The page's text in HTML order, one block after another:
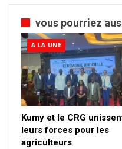
vous pourriez
A LA UNE
Kumy et le CRG
leurs forces pour les
agriculteurs